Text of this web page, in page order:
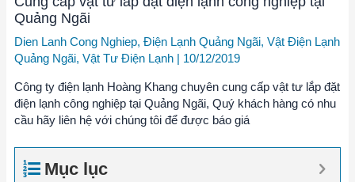
Quảng Ngãi
Dien Lanh Cong Nghiep, Điện Lạnh Quảng Ngãi, Vật Điện Lạnh
Quảng Ngãi, Vật Tư Điện Lạnh| 10/12/2019
Công ty điện lạnh Hoàng Khang chuyên cung cấp vật tư lắp đặt
điện lạnh công nghiệp tại Quảng Ngãi, Quý khách hàng có nhu
cầu hãy liên hệ với chúng tôi để được báo giá
Mục lục